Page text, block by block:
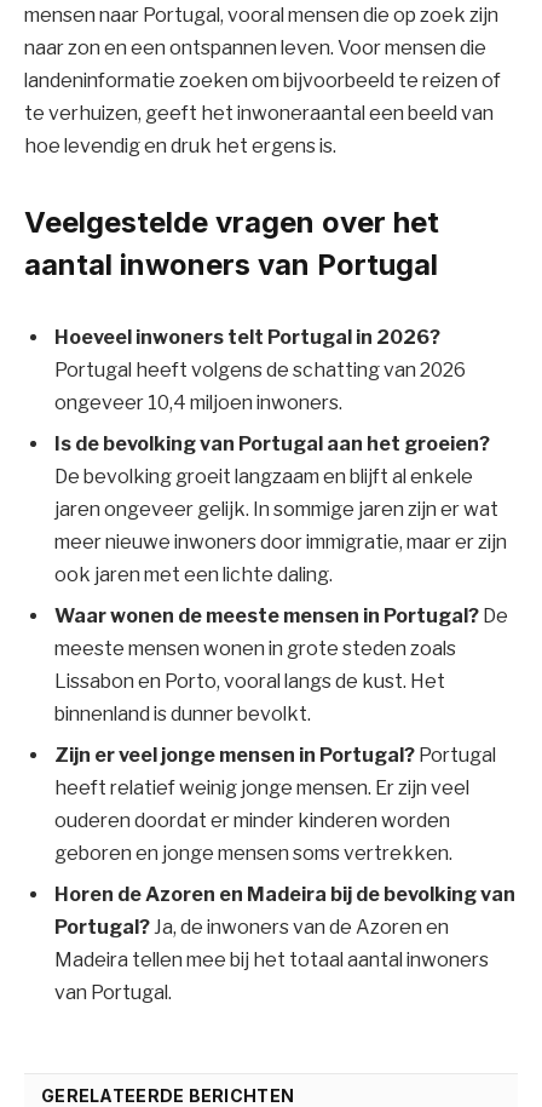
mensen naar Portugal, vooral mensen die op zoek zijn
naar zon en een ontspannen leven. Voor mensen die
landeninformatie zoeken om bijvoorbeeld te reizen of
te verhuizen, geeft het inwoneraantal een beeld van
hoe levendig en druk het ergens is.
Veelgestelde vragen over het
aantal inwoners van Portugal
Hoeveel inwoners telt Portugal in 2026?
Portugal heeft volgens de schatting van 2026
ongeveer 10,4 miljoen inwoners.
Is de bevolking van Portugal aan het groeien?
De bevolking groeit langzaam en blijft al enkele
jaren ongeveer gelijk. In sommige jaren zijn er wat
meer nieuwe inwoners door immigratie, maar er zijn
ook jaren met een lichte daling.
Waar wonen de meeste mensen in Portugal? De
meeste mensen wonen in grote steden zoals
Lissabon en Porto, vooral langs de kust. Het
binnenland is dunner bevolkt.
Zijn er veel jonge mensen in Portugal? Portugal
heeft relatief weinig jonge mensen. Er zijn veel
ouderen doordat er minder kinderen worden
geboren en jonge mensen soms vertrekken.
Horen de Azoren en Madeira bij de bevolking van
Portugal? Ja, de inwoners van de Azoren en
Madeira tellen mee bij het totaal aantal inwoners
van Portugal.
GERELATEERDE BERICHTEN